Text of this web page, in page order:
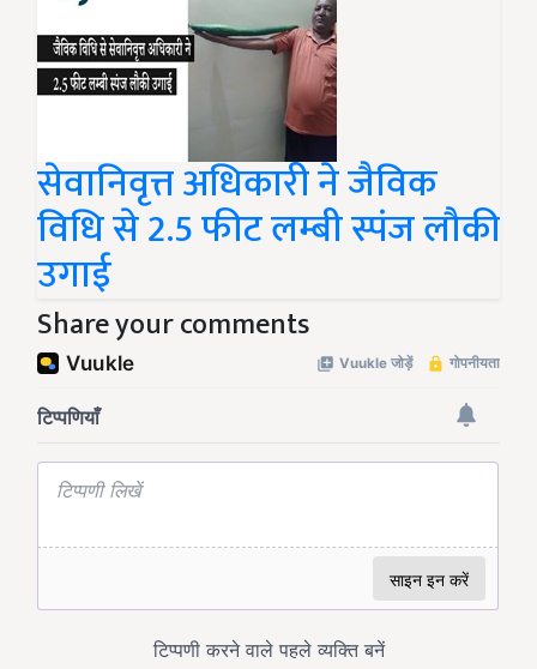
सेवानिवृत्त अधिकारी ने जैविक
विधि से 2.5 फीट लम्बी स्पंज लौकी
उगाई
Share your comments